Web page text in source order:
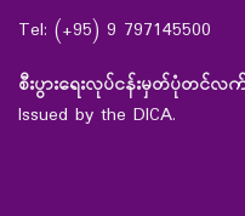
Tel: (+95) 9 797145500
စီးပွားရေးလုပ်ငန်းမှတ်ပုံတင်
Issued by the DICA.